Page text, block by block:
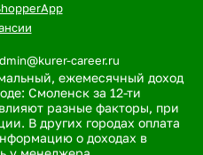
career.ru
ежемесячный доход
Смоленск за 12-ти
разные факторы, при
В других городах оплата
о доходах в